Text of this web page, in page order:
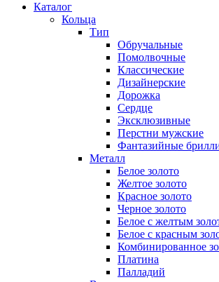
Каталог
Кольца
Тип
Обручальные
Помолвочные
Классические
Дизайнерские
Дорожка
Сердце
Эксклюзивные
Перстни мужские
Фантазийные
Металл
Белое золото
Желтое золото
Красное золото
Черное золото
Белое с желтым
Белое с красным
Комбинированное
Платина
Палладий